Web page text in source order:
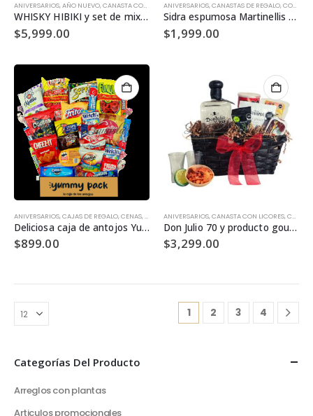
ANIVERSARIOS,AÑO NUEVO,CANASTA CON LICORES ,CANASTAS ELITE,COMPRAR POR OCASIÓN
WHISKY HIBIKI y set de mixología con piedras zaponitas.
$5,999.00
ANIVERSARIOS,CANASTAS DE REGALO,COMPRAR POR OCASIÓN
Sidra espumosa Martinellis y fiesta de chocolates – MT123
$1,999.00
ANIVERSARIOS,CAJAS DE REGALO,CENAS, BRINDIS Y REGALOS HOME OFFICE ,COMPRAR POR
Deliciosa caja de antojos Yummy Pack®
$899.00
ANIVERSARIOS,CANASTA CON LICORES,CANASTAS ELITE
Don Julio 70 y producto gourmet – DJ16
$3,299.00
1 2 3 4
Categorías Del Producto
Arreglos con plantas
Articulos promocionales